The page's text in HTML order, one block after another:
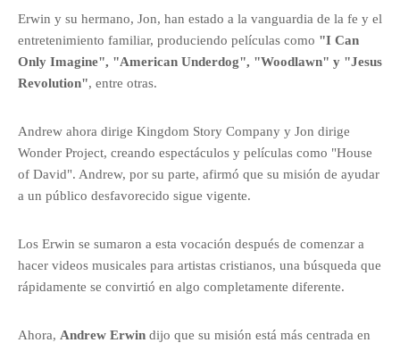
Erwin y su hermano, Jon, han estado a la vanguardia de la fe y el
entretenimiento familiar, produciendo películas como "I Can
Only Imagine", "American Underdog", "Woodlawn" y "Jesus
Revolution", entre otras.
Andrew ahora dirige Kingdom Story Company y Jon dirige
Wonder Project, creando espectáculos y películas como "House
of David". Andrew, por su parte, afirmó que su misión de ayudar
a un público desfavorecido sigue vigente.
Los Erwin se sumaron a esta vocación después de comenzar a
hacer videos musicales para artistas cristianos, una búsqueda que
rápidamente se convirtió en algo completamente diferente.
Ahora, Andrew Erwin dijo que su misión está más centrada en